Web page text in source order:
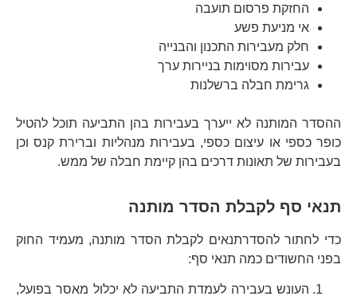
החזקת פרסום תועבה
אי מניעת פשע
חלק מעבירות התכנון והבנייה
עבירות מסוימות בניירות ערך
גרימת חבלה ברשלנות
ההסדר המותנה לא ייערך בעבירות בהן התביעה תוכל להטיל
כופר כספי או עיצום כספי, בעבירות מנהליות וברירת קנס וכן
בעבירות של תאונות דרכים בהן קיימת חבלה של ממש.
תנאי סף לקבלת הסדר מותנה
כדי לחתור להסדרתנאים לקבלת הסדר מותנה, מעמיד החוק
בפני החשודים כמה תנאי סף:
העונש בעבירה לעמדת התביעה לא יכלול מאסר בפועל,